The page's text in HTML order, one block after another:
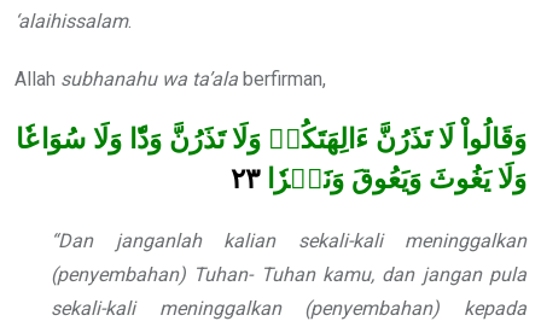
‘alaihissalam.
Allah subhanahu wa ta’ala berfirman,
وَقَالُواْ لَا تَذَرُنَّ ءَالِهَتَكُمۡ وَلَا تَذَرُنَّ وَدّٗا وَلَا سُوَاعٗا
وَلَا يَغُوثَ وَيَعُوقَ وَنَسۡرٗا ٢٣
“Dan janganlah kalian sekali-kali meninggalkan
(penyembahan) Tuhan- Tuhan kamu, dan jangan pula
sekali-kali meninggalkan (penyembahan) kepada